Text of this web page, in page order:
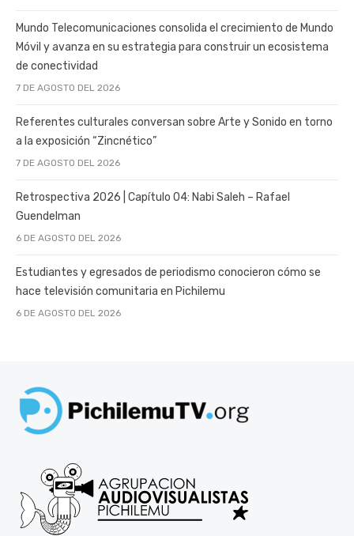
Mundo Telecomunicaciones consolida el crecimiento de Mundo
Móvil y avanza en su estrategia para construir un ecosistema
de conectividad
7 DE AGOSTO DEL 2026
Referentes culturales conversan sobre Arte y Sonido en torno
a la exposición “Zincnético”
7 DE AGOSTO DEL 2026
Retrospectiva 2026 | Capítulo 04: Nabi Saleh – Rafael
Guendelman
6 DE AGOSTO DEL 2026
Estudiantes y egresados de periodismo conocieron cómo se
hace televisión comunitaria en Pichilemu
6 DE AGOSTO DEL 2026